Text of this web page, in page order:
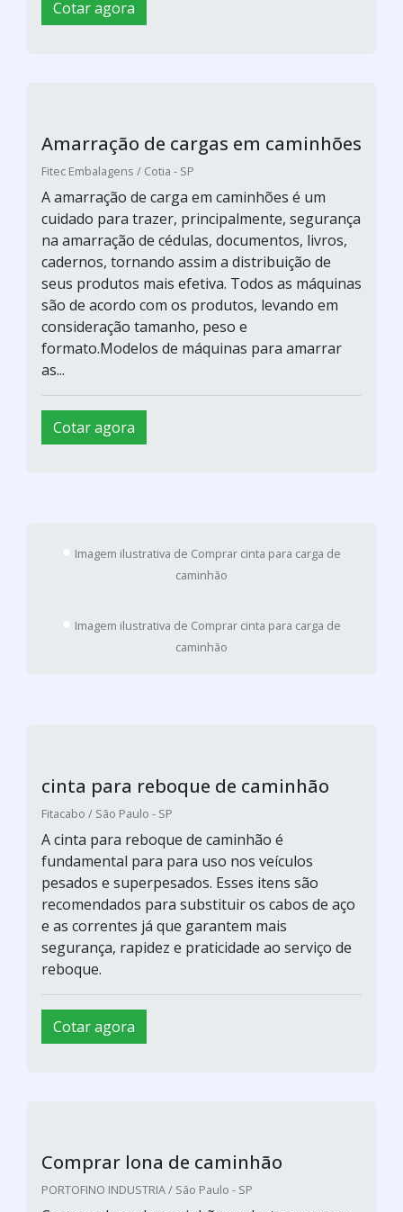
Cotar agora
Amarração de cargas em caminhões
Fitec Embalagens / Cotia - SP
A amarração de carga em caminhões é um
cuidado para trazer, principalmente, segurança
na amarração de cédulas, documentos, livros,
cadernos, tornando assim a distribuição de
seus produtos mais efetiva. Todos as máquinas
são de acordo com os produtos, levando em
consideração tamanho, peso e
formato.Modelos de máquinas para amarrar
as...
Cotar agora
Imagem ilustrativa de Comprar cinta para carga de
caminhão
Imagem ilustrativa de Comprar cinta para carga de
caminhão
cinta para reboque de caminhão
Fitacabo / São Paulo - SP
A cinta para reboque de caminhão é
fundamental para para uso nos veículos
pesados e superpesados. Esses itens são
recomendados para substituir os cabos de aço
e as correntes já que garantem mais
segurança, rapidez e praticidade ao serviço de
reboque.
Cotar agora
Comprar lona de caminhão
PORTOFINO INDUSTRIA / São Paulo - SP